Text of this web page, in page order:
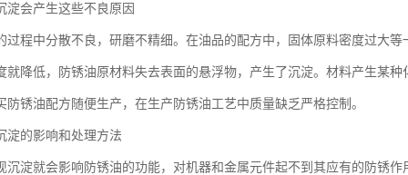
淀会产生这些不良原因
过程中分散不良，研磨不精细。在油品的配方中，固体原料密度过大
就降低，防锈油原材料失去表面的悬浮物，产生了沉淀。材料产生某
防锈油配方随便生产，在生产防锈油工艺中质量缺乏严格控制。
淀的影响和处理方法
沉淀就会影响防锈油的功能，对机器和金属元件起不到其应有的防锈